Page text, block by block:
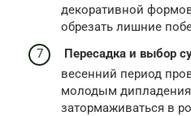
декоративной
обрезать лишние
Пересадка и выбор
весенний период
молодым
затормаживаться в